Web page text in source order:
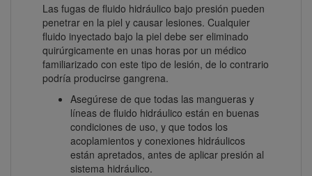
Las fugas de fluido hidráulico bajo presión pueden
penetrar en la piel y causar lesiones. Cualquier
fluido inyectado bajo la piel debe ser eliminado
quirúrgicamente en unas horas por un médico
familiarizado con este tipo de lesión, de lo contrario
podría producirse gangrena.
Asegúrese de que todas las mangueras y
líneas de fluido hidráulico están en buenas
condiciones de uso, y que todos los
acoplamientos y conexiones hidráulicos
están apretados, antes de aplicar presión al
sistema hidráulico.